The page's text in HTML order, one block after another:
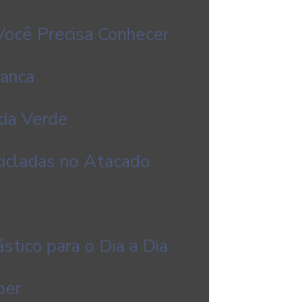
Precisa Conhecer
Verde
no Atacado
para o Dia a Dia